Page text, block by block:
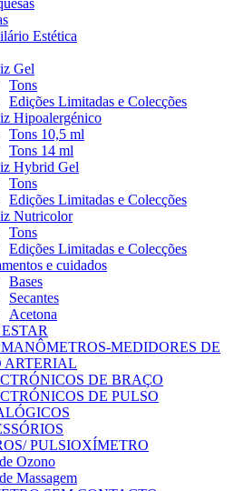
Estética
Gel
Tons
Edições Limitadas e Colecções
Hipoalergénico
Tons 10,5 ml
Tons 14 ml
Hybrid Gel
Tons
Edições Limitadas e Colecções
Nutricolor
Tons
Edições Limitadas e Colecções
e cuidados
Bases
Secantes
Acetona
MEDIDORES DE
ARTERIAL
DE BRAÇO
DE PULSO
PULSIOXÍMETRO
Ozono
Massagem